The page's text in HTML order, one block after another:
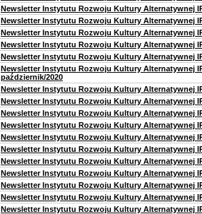
Newsletter Instytutu Rozwoju Kultury Alternatywnej
Newsletter Instytutu Rozwoju Kultury Alternatywnej
Newsletter Instytutu Rozwoju Kultury Alternatywnej
Newsletter Instytutu Rozwoju Kultury Alternatywnej
Newsletter Instytutu Rozwoju Kultury Alternatywnej
Newsletter Instytutu Rozwoju Kultury Alternatywnej
październik/2020
Newsletter Instytutu Rozwoju Kultury Alternatywnej
Newsletter Instytutu Rozwoju Kultury Alternatywnej
Newsletter Instytutu Rozwoju Kultury Alternatywnej
Newsletter Instytutu Rozwoju Kultury Alternatywnej
Newsletter Instytutu Rozwoju Kultury Alternatywnej
Newsletter Instytutu Rozwoju Kultury Alternatywnej
Newsletter Instytutu Rozwoju Kultury Alternatywnej
Newsletter Instytutu Rozwoju Kultury Alternatywnej
Newsletter Instytutu Rozwoju Kultury Alternatywnej
Newsletter Instytutu Rozwoju Kultury Alternatywnej
Newsletter Instytutu Rozwoju Kultury Alternatywnej